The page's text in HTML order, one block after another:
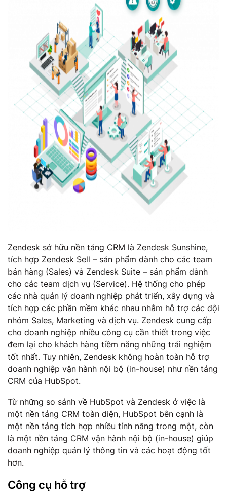
Zendesk sở hữu nền tảng CRM là Zendesk Sunshine,
tích hợp Zendesk Sell – sản phẩm dành cho các team
bán hàng (Sales) và Zendesk Suite – sản phẩm dành
cho các team dịch vụ (Service). Hệ thống cho phép
các nhà quản lý doanh nghiệp phát triển, xây dựng và
tích hợp các phần mềm khác nhau nhằm hỗ trợ các đội
nhóm Sales, Marketing và dịch vụ. Zendesk cung cấp
cho doanh nghiệp nhiều công cụ cần thiết trong việc
đem lại cho khách hàng tiềm năng những trải nghiệm
tốt nhất. Tuy nhiên, Zendesk không hoàn toàn hỗ trợ
doanh nghiệp vận hành nội bộ (in-house) như nền tảng
CRM của HubSpot.
Từ những so sánh về HubSpot và Zendesk ở việc là
một nền tảng CRM toàn diện, HubSpot bên cạnh là
một nền tảng tích hợp nhiều tính năng trong một, còn
là một nền tảng CRM vận hành nội bộ (in-house) giúp
doanh nghiệp quản lý thông tin và các hoạt động tốt
hơn.
Công cụ hỗ trợ